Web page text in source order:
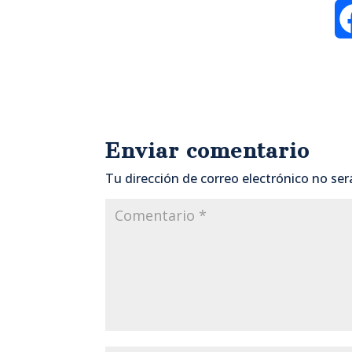
Enviar comentario
Tu dirección de correo electrónico no